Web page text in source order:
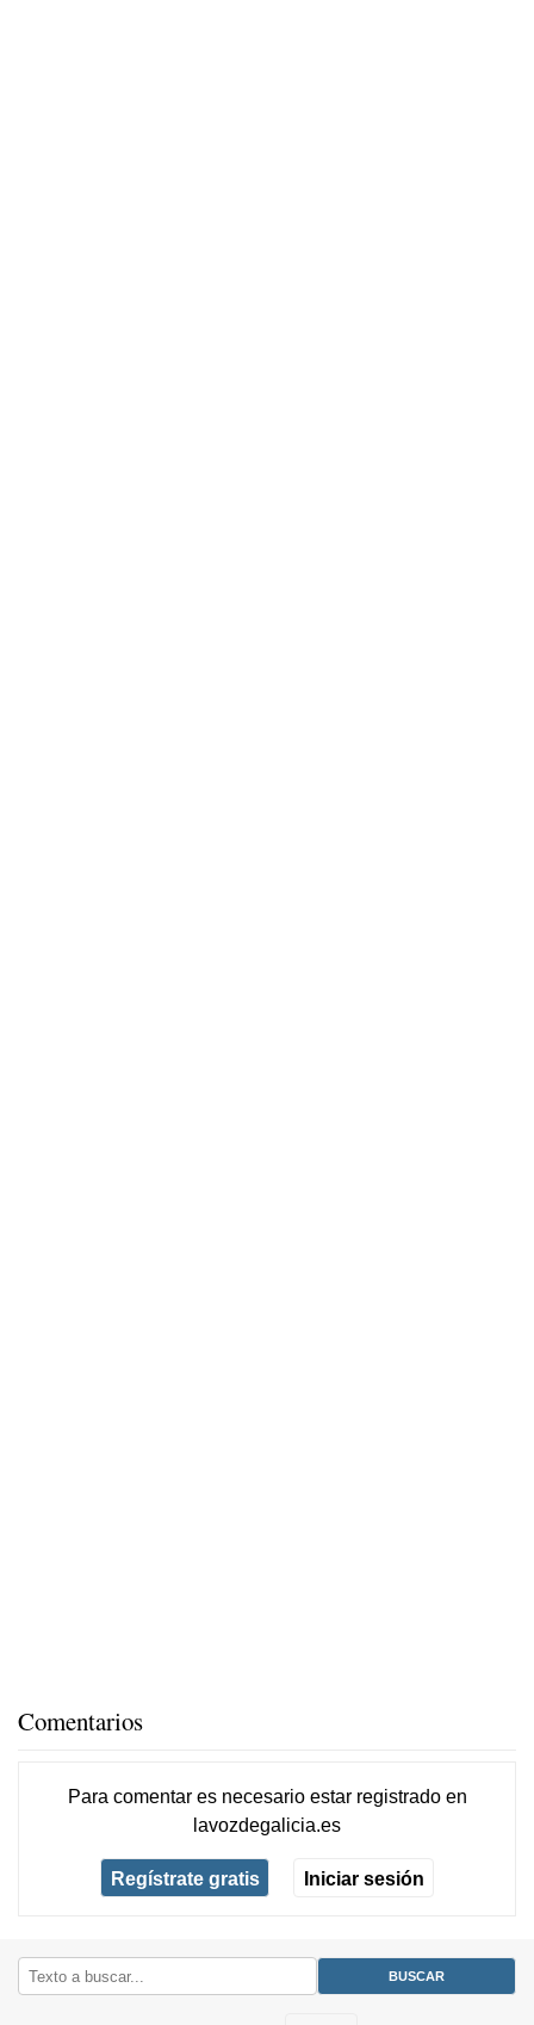
Comentarios
Para comentar es necesario estar registradoen
lavozdegalicia.es
Regístrate gratis Iniciar sesión